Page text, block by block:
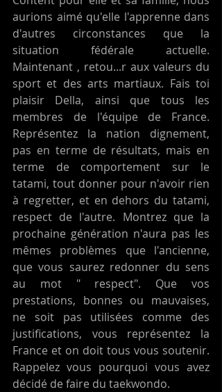
aurions aimé qu'elle l'apprenne dans
d'autres circonstances que la
situation fédérale actuelle.
Maintenant , retou...r aux valeurs du
sport et des arts martiaux. Fais toi
plaisir Della, ainsi que tous les
membres de l'équipe de France.
Représentez la nation dignement,
pas en terme de résultats, mais en
terme de comportement sur le
tatami, tout donner pour n'avoir rien
à regretter, et en dehors du tatami,
respect de l'autre. Montrez que la
prochaine génération n'aura pas les
mêmes problèmes que l'ancienne,
que vous saurez redonner du sens
au mot " respect". Que vos
prestations, bonnes ou mauvaises,
ne soit pas utilisées comme des
justifications, vous représentez la
France et on doit tous vous soutenir.
Rappelez vous pourquoi vous avez
décidé de faire du taekwondo.